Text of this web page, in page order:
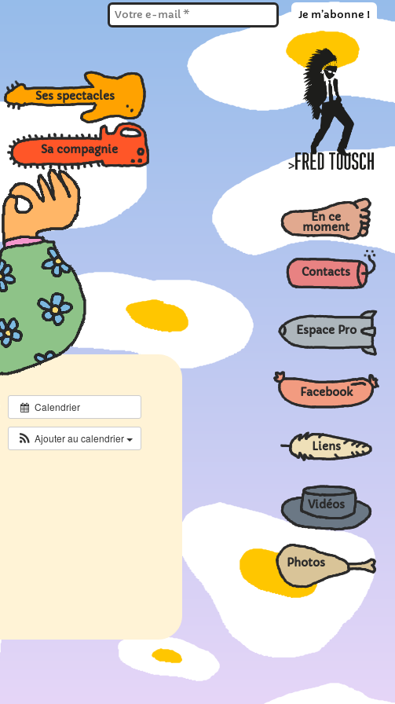
>
En ce
moment
Contacts
Espace Pro
Facebook
Liens
Vidéos
Photos
Sa compagnie
Ses spectacles
Calendrier
Ajouter au calendrier